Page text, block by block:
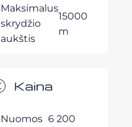
Maksimalus
skrydžio
aukštis
15000
m
Kaina
Nuomos 6 200